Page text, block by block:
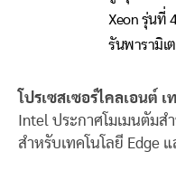
Xeon รุ่นที่
รันพารามิเ
โปรเซสเซอร์ไคลเอนต์
Intel ประกาศโมเมนตัม
สำหรับเทคโนโลยี Edge